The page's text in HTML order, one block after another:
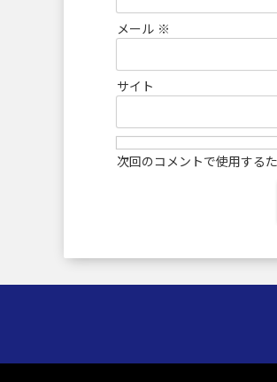
メール ※
サイト
次回のコメントで使用する